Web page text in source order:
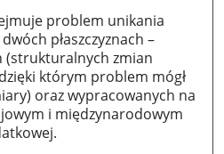
problem unikania
płaszczyznach –
(strukturalnych zmian
którym problem mógł
oraz wypracowanych na
i międzynarodowym